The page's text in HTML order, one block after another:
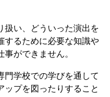
扱い、どういった演出を
するために必要な知識や
ができません。
門学校での学びを通して
ップを図ったりすること